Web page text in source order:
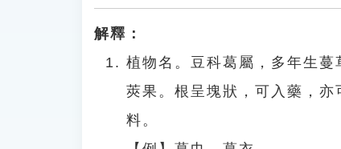
解釋：
植物名。豆科葛屬，多年生
莢果。根呈塊狀，可入藥，
料。